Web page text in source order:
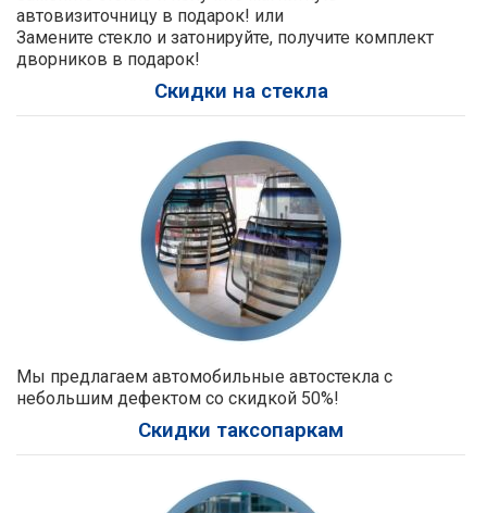
автовизиточницу в подарок! или
Замените стекло и затонируйте, получите комплект
дворников в подарок!
Скидки на стекла
Мы предлагаем автомобильные автостекла с
небольшим дефектом со скидкой 50%!
Скидки таксопаркам